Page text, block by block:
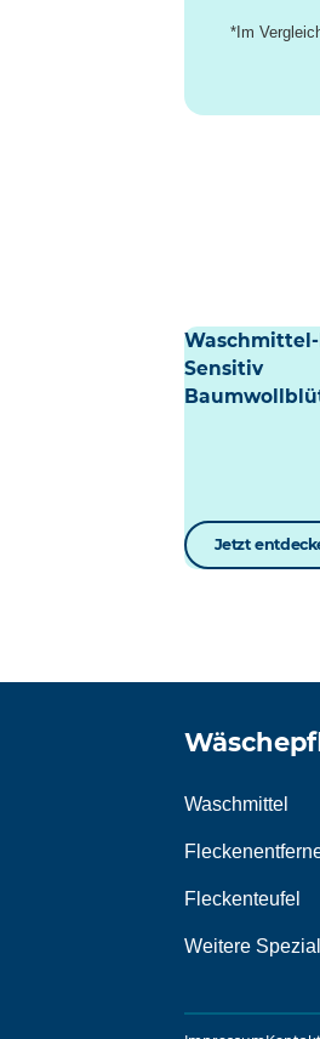
*Im
Sensitiv
Jetzt
Waschmittel
Fleckenteufel
Weitere